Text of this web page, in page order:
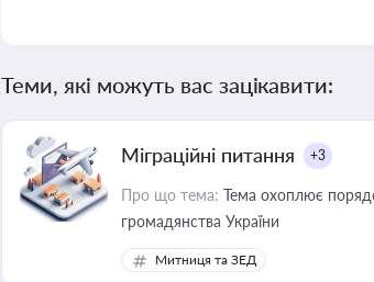
Теми, які можуть вас зацікавити:
Міграційні питання +3
Про що тема: Тема охоплює
громадянства України
Митниця та ЗЕД